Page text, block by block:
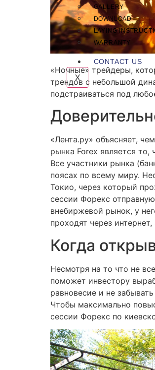
GALLERY
DOWNLOAD
LAYING
WARRANTY
CONTACT US
X
«Ночные» трейдеры,
трендов с небольшой
подстраиваться под
«Лента.ру» объясняет,
рынка Forex является то,
Все участники рынка
поясах по всему миру.
Токио, через который
сессии Форекс
внебиржевой рынок, у
проходят через
Когда
Несмотря на то что не
поможет инвестору
равновесие и не
Чтобы максимально
сессии Форекс по